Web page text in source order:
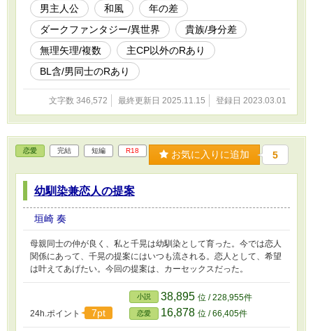
た。緑翠の廓で、例外として芸者をやっているニンゲンの少年、天
月（てんづき）と引き会わせ、翠月も芸者見習いとして稽古につか
せる。 翠月は、天月や先輩芸者、御客と親しくなるうちに、な
ぜ妖の緑翠は、人間である翠月に近づくのだろうかと、疑問に思う
ようになる。妖の世界で人間が生き残る方法を知れば知るほど、仕
事として緑翠に守られているのだと実感する。 廓の楼主である
緑翠は、他の芸者の成長や稼ぎについても考えなければならない。
翠月を贔屓するわけにはいかない。周囲は、翠月がニンゲンで、守
るべき対象だから近くに置いていると納得していたが、時が経ち、
会いに来いと、実家から便りが届いた。これで、姉を追い込み、緑
翠が背負った一族との因縁を切り、翠月を迎え入れる準備を進めら
ておらず、ざっくりごちゃ混ぜ、詰め込み和風・中華風なご都合設
定になっています。 語感で選んでいる単語も多いため、本来とは
異なった意味で使用している場合があります。 また、未成年・無
理矢理・男同士・複数などのRシーンが含まれます。ご注意くださ
い。 物語の中心に近いところにBL要素がありますが、主人公の指
向とは異なります。 ムーンライトノベルズにも掲載しています。
男主人公 和風
年の差
ダークファンタジー/異世界
貴族/身分差
無理矢理/複数
主CP以外のRあり
BL含/男同士のRあり
文字数 346,572 最終更新日 2025.11.15 登録日 2023.03.01
恋愛 完結 短編 R18 お気に入りに追加 5
幼馴染兼恋人の提案
垣崎 奏
母親同士の仲が良く、私と千晃は幼馴染として育った。今では恋人
関係にあって、千晃の提案にはいつも流される。恋人として、希望
は叶えてあげたい。今回の提案は、カーセックスだった。
24h.ポイント 7pt
小説 38,895 位 / 228,955件
恋愛 16,878 位 / 66,405件